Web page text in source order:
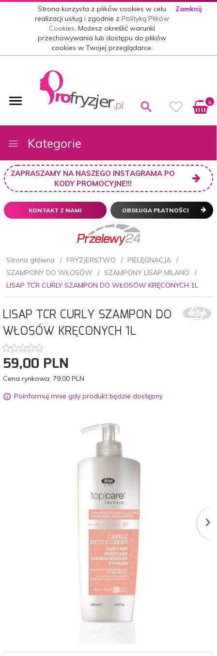
Strona korzysta z plików cookies w celu
realizacji usług i zgodnie zPolityką Plików
Cookies. Możesz określić warunki
przechowywania lub dostępu do plików
cookies w Twojej przeglądarce.
Zamknij
0
Kategorie
ZAPRASZAMY NA NASZEGO INSTAGRAMA PO
KODY PROMOCYJNE!!!
KONTAKT Z NAMI OBSŁUGA PŁATNOŚCI
Strona główna FRYZJERSTWO
PIELĘGNACJA
SZAMPONY DO WŁOSÓW
SZAMPONY LISAP MILANO
LISAP TCR CURLY SZAMPON DO WŁOSÓW KRĘCONYCH 1L
LISAP TCR CURLY SZAMPON DO
WŁOSÓW KRĘCONYCH 1L
59,00 PLN
Cena rynkowa: 79.00 PLN
Poinformuj mnie gdy produkt będzie dostępny